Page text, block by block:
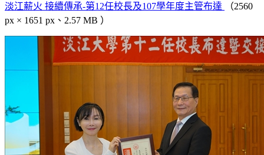
淡江薪火 接續傳承-第12任校長及107學年度主管布達
（2560
px × 1651 px、2.57 MB ）